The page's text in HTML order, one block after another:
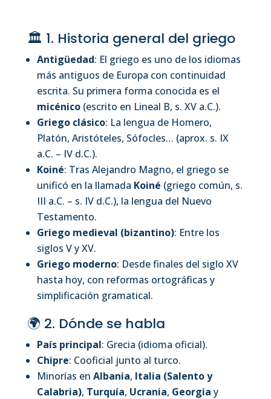
🏛 1. Historia general del griego
Antigüedad: El griego es uno de los idiomas
más antiguos de Europa con continuidad
escrita. Su primera forma conocida es el
micénico(escrito en Lineal B, s. XV a.C.).
Griego clásico: La lengua de Homero,
Platón, Aristóteles, Sófocles… (aprox. s. IX
a.C. – IV d.C.).
Koiné: Tras Alejandro Magno, el griego se
unificó en la llamada Koiné (griego común, s.
III a.C. – s. IV d.C.), la lengua del Nuevo
Testamento.
Griego medieval (bizantino): Entre los
siglos V y XV.
Griego moderno: Desde finales del siglo XV
hasta hoy, con reformas ortográficas y
simplificación gramatical.
🌍 2. Dónde se habla
País principal: Grecia (idioma oficial).
Chipre: Cooficial junto al turco.
Minorías en Albania, Italia (Salento y
Calabria), Turquía, Ucrania, Georgia y